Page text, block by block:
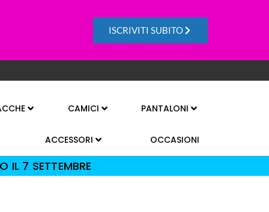
ISCRIVITI SUBITO
CAMICI PANTALONI
ACCESSORI OCCASIONI
IL 7 SETTEMBRE